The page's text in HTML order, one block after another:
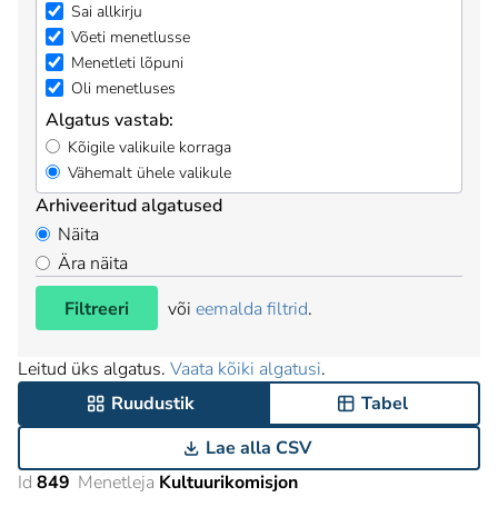
Sai allkirju
Võeti menetlusse
Menetleti lõpuni
Oli menetluses
Algatus vastab:
Kõigile valikuile korraga
Vähemalt ühele valikule
Arhiveeritud algatused
Näita
Ära näita
Filtreeri
või eemalda filtrid.
Leitud üks algatus. Vaata kõiki algatusi.
Ruudustik
Tabel
Lae alla CSV
Id 849 Menetleja Kultuurikomisjon